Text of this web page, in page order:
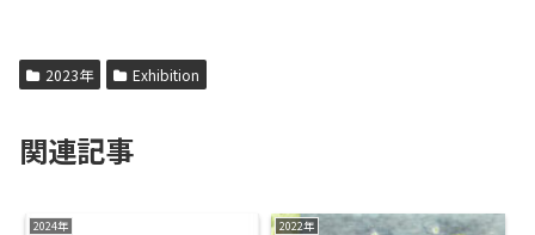
2023年 Exhibition
関連記事
2024年 2022年